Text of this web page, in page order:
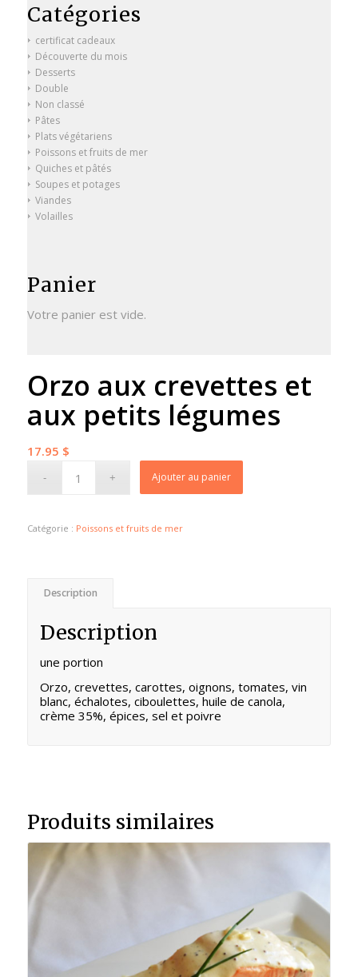
Catégories
certificat cadeaux
Découverte du mois
Desserts
Double
Non classé
Pâtes
Plats végétariens
Poissons et fruits de mer
Quiches et pâtés
Soupes et potages
Viandes
Volailles
Panier
Votre panier est vide.
Orzo aux crevettes et
aux petits légumes
17.95 $
Ajouter au panier
Catégorie : Poissons et fruits de mer
Description
Description
une portion
Orzo, crevettes, carottes, oignons, tomates, vin
blanc, échalotes, ciboulettes, huile de canola,
crème 35%, épices, sel et poivre
Produits similaires